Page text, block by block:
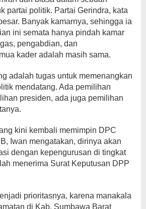
partai politik. Partai Gerindra, kata
Banyak kamarnya, sehingga ia
ini semata hanya pindah kamar
pengabdian, dan
kader adalah masih sama.
adalah tugas untuk memenangkan
mendatang. Ada pemilihan
presiden, ada juga pemilihan
kini kembali memimpin DPC
Iwan mengatakan, dirinya akan
dengan kepengurusan di tingkat
menerima Surat Keputusan DPP
prioritasnya, karena manakala
di Kab. Sumbawa Barat